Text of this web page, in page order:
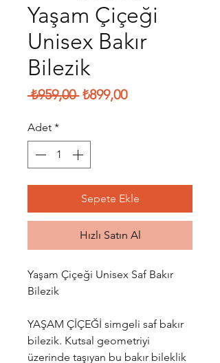
Yaşam Çiçeği
Unisex Bakır
Bilezik
₺959,00 Normal
₺899,00İndirimli
Adet *
Sepete Ekle
Hızlı Satın Al
Yaşam Çiçeği Unisex Saf Bakır
Bilezik
YAŞAM ÇİÇEĞİ simgeli saf bakır
bilezik. Kutsal geometriyi
üzerinde taşıyan bu bakır bileklik